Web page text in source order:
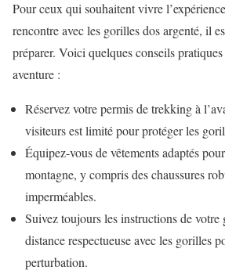
Pour ceux qui souhaitent vivre
rencontre avec les gorilles dos argenté, il
préparer. Voici quelques conseils
aventure :
Réservez votre permis de trekking à
visiteurs est limité pour protéger les
Équipez-vous de vêtements adaptés
montagne, y compris des chaussures
imperméables.
Suivez toujours les instructions de votre
distance respectueuse avec les gorilles
perturbation.